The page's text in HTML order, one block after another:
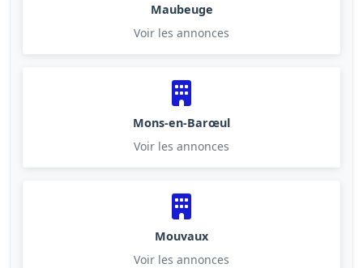
Maubeuge
Voir les annonces
Mons-en-Barœul
Voir les annonces
Mouvaux
Voir les annonces